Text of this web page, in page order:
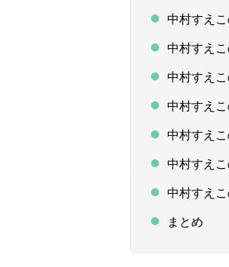
中村すえ
中村すえ
中村すえ
中村すえ
中村すえ
中村すえ
中村すえ
まとめ